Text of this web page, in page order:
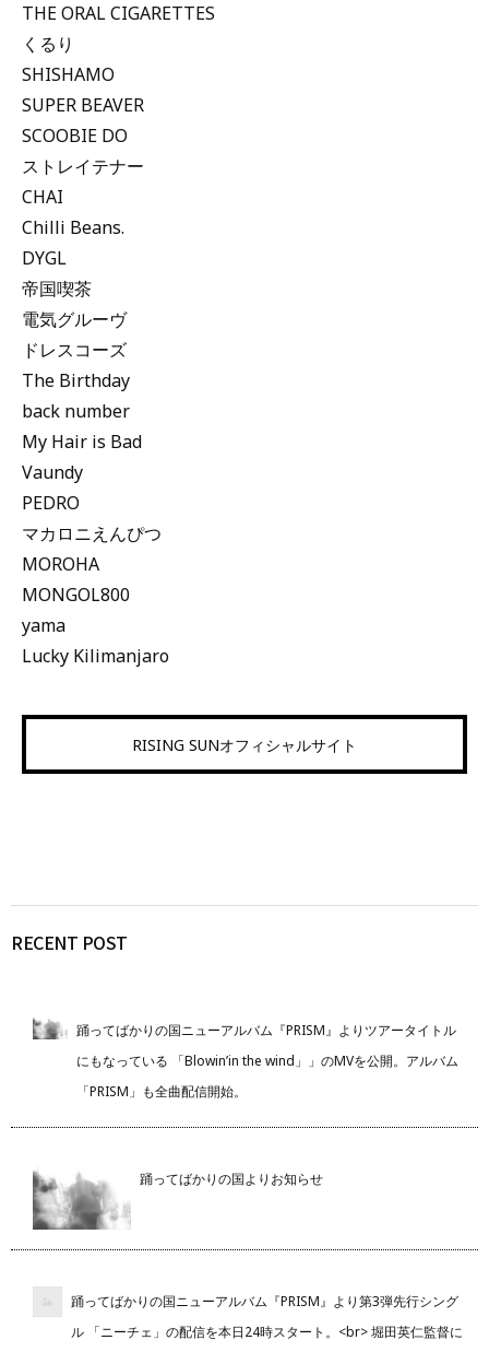
THE ORAL CIGARETTES
くるり
SHISHAMO
SUPER BEAVER
SCOOBIE DO
ストレイテナー
CHAI
Chilli Beans.
DYGL
帝国喫茶
電気グルーヴ
ドレスコーズ
The Birthday
back number
My Hair is Bad
Vaundy
PEDRO
マカロニえんぴつ
MOROHA
MONGOL800
yama
Lucky Kilimanjaro
RISING SUNオフィシャルサイト
RECENT POST
踊ってばかりの国ニューアルバム『PRISM』よりツアータイトル
にもなっている 「Blowin’in the wind」」のMVを公開。アルバム
「PRISM」も全曲配信開始。
踊ってばかりの国よりお知らせ
踊ってばかりの国ニューアルバム『PRISM』より第3弾先行シング
ル 「ニーチェ」の配信を本日24時スタート。<br> 堀田英仁監督に